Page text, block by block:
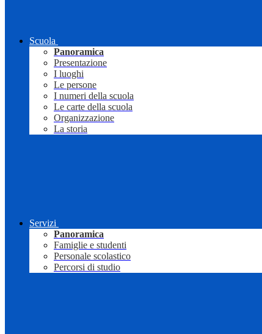
Scuola
Panoramica
Presentazione
I luoghi
Le persone
I numeri della scuola
Le carte della scuola
Organizzazione
La storia
Servizi
Panoramica
Famiglie e studenti
Personale scolastico
Percorsi di studio